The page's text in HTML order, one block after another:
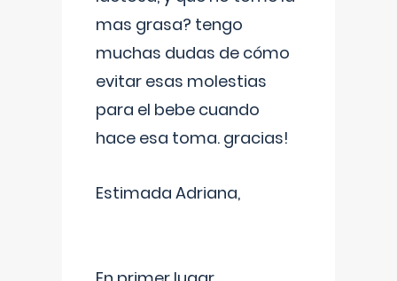
mas grasa? tengo
muchas dudas de cómo
evitar esas molestias
para el bebe cuando
hace esa toma. gracias!
Estimada Adriana,